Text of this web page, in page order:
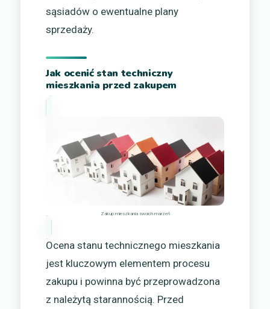
sąsiadów o ewentualne plany
sprzedaży.
Jak ocenić stan techniczny
mieszkania przed zakupem
Zakup mieszkania swoich marzeń
Ocena stanu technicznego mieszkania
jest kluczowym elementem procesu
zakupu i powinna być przeprowadzona
z należytą starannością. Przed